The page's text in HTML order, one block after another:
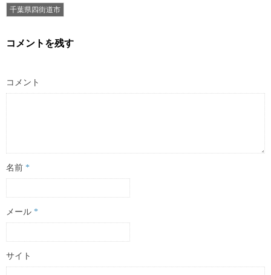
千葉県四街道市
コメントを残す
コメント
名前 *
メール *
サイト